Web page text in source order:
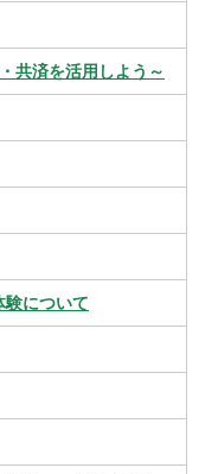
共済を活用しよう～
験について